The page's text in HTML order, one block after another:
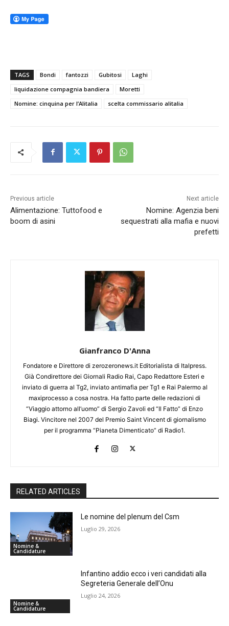
TAGS Bondi fantozzi Gubitosi
Laghi
liquidazione compagnia bandiera
Moretti
Nomine: cinquina per l’Alitalia
scelta commissario alitalia
Previous article
Alimentazione: Tuttofood e
boom di asini
Next article
Nomine: Agenzia beni
sequestrati alla mafia e nuovi
prefetti
Gianfranco D'Anna
Fondatore e Direttore di zerozeronews.it Editorialista di Italpress.
Già Condirettore dei Giornali Radio Rai, Capo Redattore Esteri e
inviato di guerra al Tg2, inviato antimafia per Tg1 e Rai Palermo al
maxiprocesso a cosa nostra. Ha fatto parte delle redazioni di
“Viaggio attorno all’uomo” di Sergio Zavoli ed “Il Fatto” di Enzo
Biagi. Vincitore nel 2007 del Premio Saint Vincent di giornalismo
per il programma “Pianeta Dimenticato” di Radio1.
RELATED ARTICLES
Nomine &
Candidature
Le nomine del plenum del Csm
Luglio 29, 2026
Nomine &
Candidature
Infantino addio ecco i veri candidati alla
Segreteria Generale dell’Onu
Luglio 24, 2026